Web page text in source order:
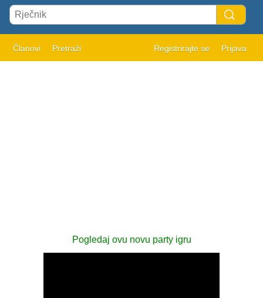
Članovi Pretraži Registrirajte se Prijava
Pogledaj ovu novu party igru